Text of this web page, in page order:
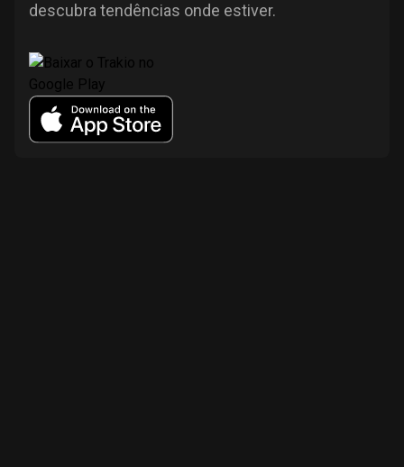
descubra tendências onde estiver.